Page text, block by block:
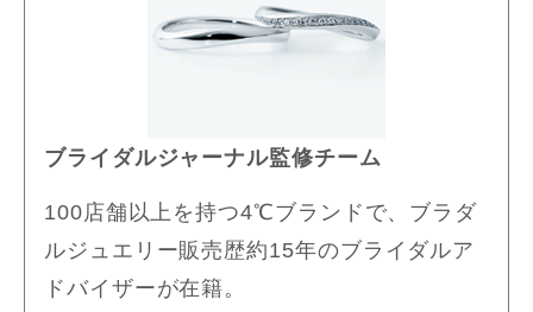
ブライダルジャーナル監修チーム
100店舗以上を持つ4℃ブランドで、ブラダ
ルジュエリー販売歴約15年のブライダルア
ドバイザーが在籍。